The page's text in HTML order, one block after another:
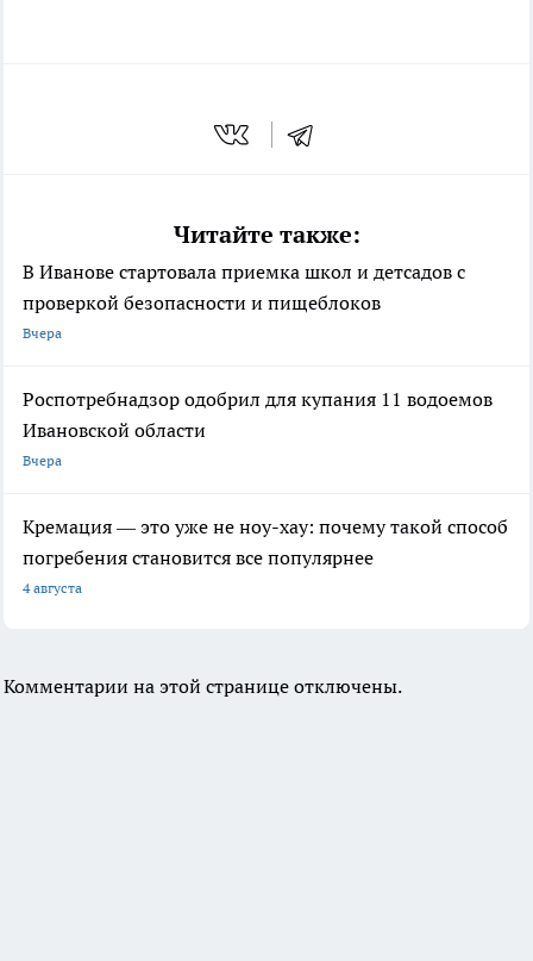
Читайте также:
В Иванове стартовала приемка школ и детсадов с
проверкой безопасности и пищеблоков
Вчера
Роспотребнадзор одобрил для купания 11 водоемов
Ивановской области
Вчера
Кремация — это уже не ноу-хау: почему такой способ
погребения становится все популярнее
4 августа
Комментарии на этой странице отключены.